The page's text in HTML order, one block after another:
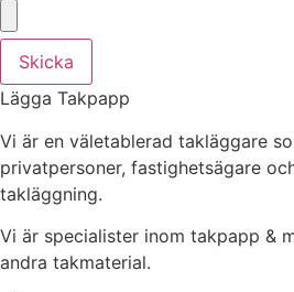
Skicka
Lägga Takpapp
Vi är en väletablerad takläggare
privatpersoner, fastighetsägare
takläggning.
Vi är specialister inom takpapp &
andra takmaterial.